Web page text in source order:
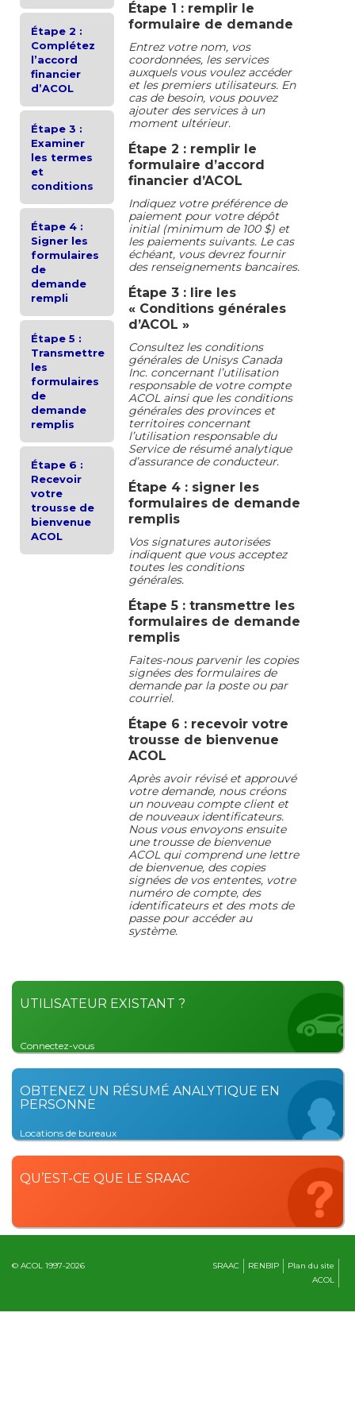
Étape 2 :
Complétez
l’accord
financier
d’ACOL
Étape 3 :
Examiner
les termes
et
conditions
Étape 4 :
Signer les
formulaires
de
demande
rempli
Étape 5 :
Transmettre
les
formulaires
de
demande
remplis
Étape 6 :
Recevoir
votre
trousse de
bienvenue
ACOL
Étape 1 : remplir le
formulaire de demande
Entrez votre nom, vos
coordonnées, les services
auxquels vous voulez accéder
et les premiers utilisateurs. En
cas de besoin, vous pouvez
ajouter des services à un
moment ultérieur.
Étape 2 : remplir le
formulaire d’accord
financier d’ACOL
Indiquez votre préférence de
paiement pour votre dépôt
initial (minimum de 100 $) et
les paiements suivants. Le cas
échéant, vous devrez fournir
des renseignements bancaires.
Étape 3 : lire les
« Conditions générales
d’ACOL »
Consultez les conditions
générales de Unisys Canada
Inc. concernant l’utilisation
responsable de votre compte
ACOL ainsi que les conditions
générales des provinces et
territoires concernant
l’utilisation responsable du
Service de résumé analytique
d’assurance de conducteur.
Étape 4 : signer les
formulaires de demande
remplis
Vos signatures autorisées
indiquent que vous acceptez
toutes les conditions
générales.
Étape 5 : transmettre les
formulaires de demande
remplis
Faites-nous parvenir les copies
signées des formulaires de
demande par la poste ou par
courriel.
Étape 6 : recevoir votre
trousse de bienvenue
ACOL
Après avoir révisé et approuvé
votre demande, nous créons
un nouveau compte client et
de nouveaux identificateurs.
Nous vous envoyons ensuite
une trousse de bienvenue
ACOL qui comprend une lettre
de bienvenue, des copies
signées de vos ententes, votre
numéro de compte, des
identificateurs et des mots de
passe pour accéder au
système.
UTILISATEUR EXISTANT ?
Connectez-vous
OBTENEZ UN RÉSUMÉ ANALYTIQUE EN
PERSONNE
Locations de bureaux
QU’EST-CE QUE LE SRAAC
© ACOL 1997-2026 Plan du site
RENBIP
SRAAC
ACOL